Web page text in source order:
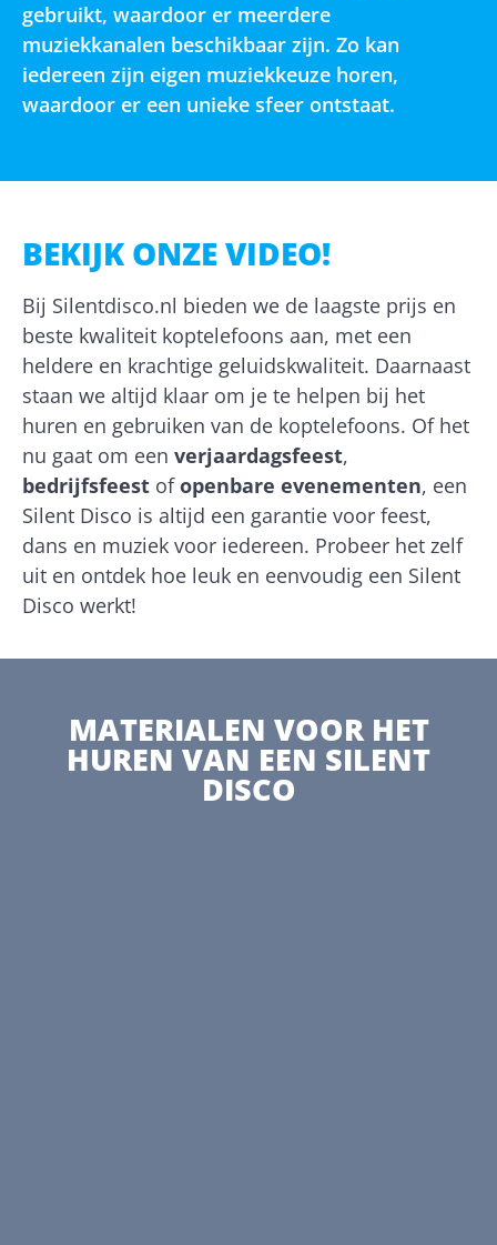
gebruikt, waardoor er meerdere
muziekkanalen beschikbaar zijn. Zo kan
iedereen zijn eigen muziekkeuze horen,
waardoor er een unieke sfeer ontstaat.
BEKIJK ONZE VIDEO!
Bij Silentdisco.nl bieden we de laagste prijs en
beste kwaliteit koptelefoons aan, met een
heldere en krachtige geluidskwaliteit. Daarnaast
staan we altijd klaar om je te helpen bij het
huren en gebruiken van de koptelefoons. Of het
nu gaat om een verjaardagsfeest,
bedrijfsfeest ofopenbare evenementen, een
Silent Disco is altijd een garantie voor feest,
dans en muziek voor iedereen. Probeer het zelf
uit en ontdek hoe leuk en eenvoudig een Silent
Disco werkt!
MATERIALEN VOOR HET
HUREN VAN EEN SILENT
DISCO